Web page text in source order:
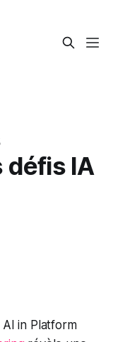
défis IA
in Platform